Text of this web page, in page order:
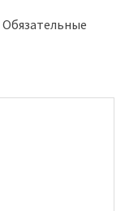
Обязательные